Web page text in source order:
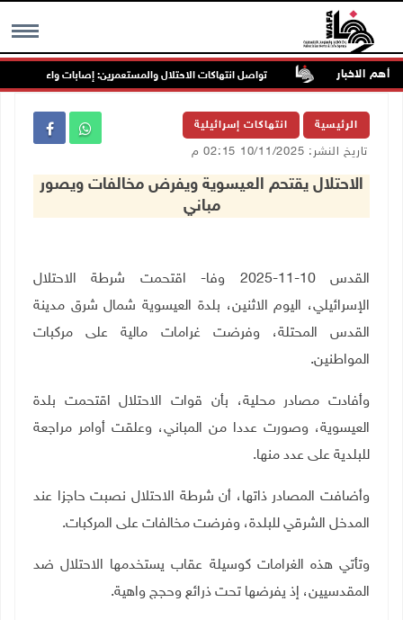
MENU أهم الاخبار
غرب جنين تواصل انتهاكات الاحتلال والمستعمرين: إصابات واعتقالات
الرئيسية انتهاكات إسرائيلية
تاريخ النشر: 10/11/2025 02:15 م
الاحتلال يقتحم العيسوية ويفرض مخالفات ويصور
مباني
القدس 10-11-2025 وفا- اقتحمت شرطة الاحتلال
الإسرائيلي، اليوم الاثنين، بلدة العيسوية شمال شرق مدينة
القدس المحتلة، وفرضت غرامات مالية على مركبات
المواطنين.
وأفادت مصادر محلية، بأن قوات الاحتلال اقتحمت بلدة
العيسوية، وصورت عددا من المباني، وعلقت أوامر مراجعة
للبلدية على عدد منها.
وأضافت المصادر ذاتها، أن شرطة الاحتلال نصبت حاجزا عند
المدخل الشرقي للبلدة، وفرضت مخالفات على المركبات.
وتأتي هذه الغرامات كوسيلة عقاب يستخدمها الاحتلال ضد
المقدسيين، إذ يفرضها تحت ذرائع وحجج واهية.